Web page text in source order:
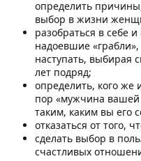
определить
выбор в жизни
разобраться в себе
надоевшие
наступать, выбирая
лет подряд;
определить, кого
пор «мужчина вашей
таким, каким вы его
отказаться от того,
сделать выбор в
счастливых